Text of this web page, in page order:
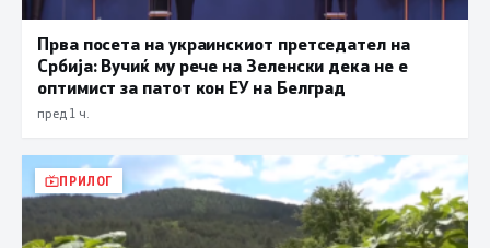
Прва посета на украинскиот претседател на
Србија: Вучиќ му рече на Зеленски дека не е
оптимист за патот кон ЕУ на Белград
пред 1 ч.
ПРИЛОГ